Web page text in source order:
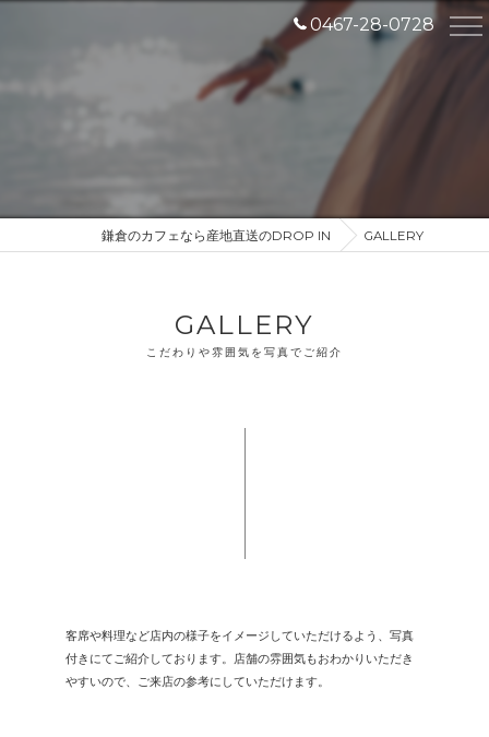
0467-28-0728
鎌倉のカフェなら産地直送のDROP IN GALLERY
GALLERY
こだわりや雰囲気を写真でご紹介
客席や料理など店内の様子をイメージしていただけるよう、写真
付きにてご紹介しております。店舗の雰囲気もおわかりいただき
やすいので、ご来店の参考にしていただけます。